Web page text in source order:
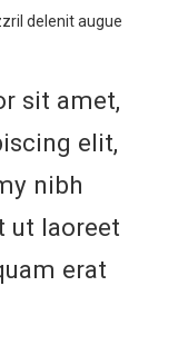
delenit augue
sit amet,
elit,
nibh
ut laoreet
erat